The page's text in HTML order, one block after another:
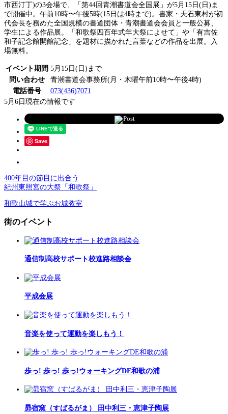
市西汀丁)の3会場で、「第44回青潮書道会全国展」が5月15日(日)ま
で開催中。午前10時〜午後5時(15日は4時まで)。書家・天石東村が初
代会長を務めた全国規模の書道団体・青潮書道会会員と一般公募、
学生による作品展。「和歌祭四百年式年大祭によせて」や「有吉佐
和子記念館開館記念」を題材に描かれた言葉などの作品を出展。入
場無料。
イベント期間 5月15日(日)まで
問い合わせ
青潮書道会事務所(月・木曜午前10時〜午後4時)
電話番号
073(436)7071
5月6日現在の情報です
Post
Save
400年目の節目に出合う
紀州東照宮の大祭「和歌祭」
和歌山城で学ぶお城教室
街のイベント
通信制高校サポート校進路相談会
平成会展
音楽を使って運動を楽しもう！
歩っ! 歩っ! 歩っ!ウォーキングDE和歌の浦
昴宿窯（すばるがま） 田中利三・恵津子陶展